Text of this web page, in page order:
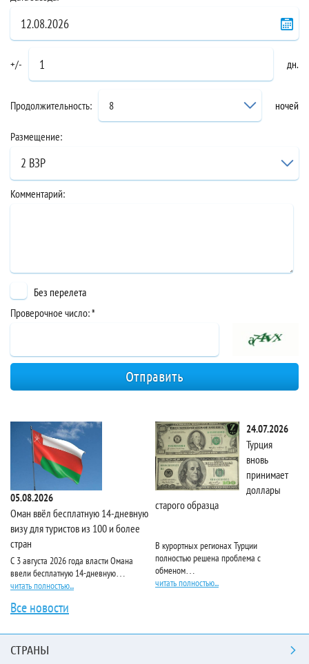
Расположение: Отель CASA DEL M PHUKET 4 *
рядом с пляжем Патонг, в 40 км от аэропорта Пхукета.
+/- дн.
Продолжительность: 8 ночей
Размещение:
2 ВЗР
Комментарий:
Без перелета
Проверочное число: *
05.08.2026
Оман ввёл бесплатную 14-дневную
визу для туристов из 100 и более
стран
С 3 августа 2026 года власти Омана
ввели бесплатную 14-дневную…
читать полностью...
24.07.2026
Турция
вновь
принимает
доллары
старого образца
В курортных регионах Турции
полностью решена проблема с
обменом…
читать полностью...
Все новости
СТРАНЫ